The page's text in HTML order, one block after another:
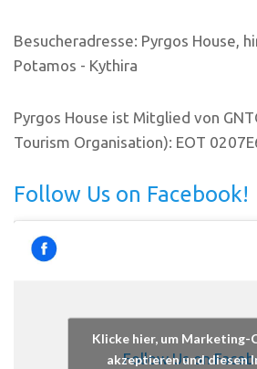
Besucheradresse: Pyrgos House,
Potamos - Kythira
Pyrgos House ist Mitglied von
Tourism Organisation): EOT
Follow Us on Facebook!
Follow Us on
Klicke hier, um Marketing-
akzeptieren und diesen